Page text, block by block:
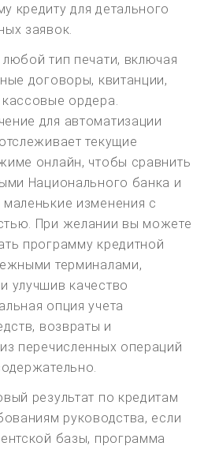
кредиту для детального
заявок.
тип печати, включая
договоры, квитанции,
ордера.
для автоматизации
текущие
онлайн, чтобы сравнить
Национального банка и
изменения с
При желании вы можете
программу кредитной
терминалами,
улучшив качество
опция учета
возвраты и
перечисленных операций
результат по кредитам
руководства, если
базы, программа